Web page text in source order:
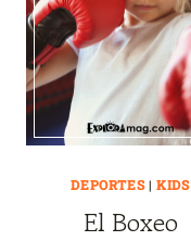
DEPORTES|KIDS
El Boxeo